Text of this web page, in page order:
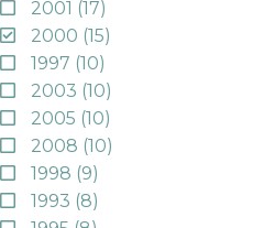
2001 (17)
2000 (15)
1997 (10)
2003 (10)
2005 (10)
2008 (10)
1998 (9)
1993 (8)